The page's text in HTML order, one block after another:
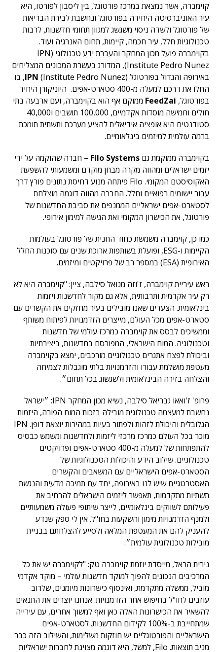
קוימברה, אשר נמצאת במרכז פורטוגל, בין ליסבון לפורטו, היא
עיר האוניברסיטה היחידה בפורטוגל ונחשבת לבירת הבריאות
של פורטוגל ולשדה ניסוי משגשג למגוון תחומי חדשנות, לרבות
טכנולוגיות חלל, עיר חכמה, קיימות, תחום האנרגיה ועוד.
בקוימברה פועל מכון המחקר והעברת ידע טכנולוגי (IPN
(Institute Pedro Nunez, המדורג בעשרת המכונים המצליחים
באירופה והגדול בפורטוגל (
IPN(Institute Pedro Nunez, בו
החלו את דרכם למעלה מ-400 סטארט-אפים. היוניקורן היחיד
בפורטוגל, FeedZai ממוקם אף הוא בקוימברה, ועם ארבעה בתי
חולים וחמישה מוסדות אקדמיים, 100,000 תושבים ו40,000
סטודנטים היא אופציה אידיאלית להציע מערכת ותשתית תומכת
ברמה עולמית למיזמים בינלאומיים.
בקוימברה ממוקמת גם Filo Systems – חברה שהוקמה על ידי
יזמים ישראלים ומהווה מקרה מבחן מוקדם ומשמעותי להשפעת
האקוסיסטם המקומי. Filo פיתחה מנוע דחיסת נתונים פורץ דרך
עבור יישומים רפואיים וחלל. החברה מהווה דוגמה מוצלחת
לסטארט-אפים ישראליים הממנפים את סביבת החדשנות של
פורטוגל, את הכישרון המקומי ואת הגישה למימון אירופי.
כמו כן, קוימברה משמשת כחוד החנית של פורטוגל בעולמות
הקיימות ו-ESG, ופועלת בשותפות ארוכת שנים עם סוכנות החלל
האירופית (ESA) במספר רב של פרויקטים ומיזמים.
ראש עיריית קוימברה, ז'וזה מנואל סילבה, ציין: "קוימברה היא לא
רק עיר אקדמית ותרבותית, אלא גם מקור לחדשנות ויזמות
בינלאומית. הצעדים שאנו מובילים בעיר מחזקים את הקשרים עם
סטארט-אפים מכל העולם, מייצרים הזדמנויות לפיתוח משותף
וממשיכים לבסס את קוימברה כמרכז עולמי של חדשנות
וטכנולוגיה. המוח הישראלי, המפורסם בחדשנות, ביצירתיות
וביכולת לפצח אתגרים טכנולוגיים מורכבים, ימצא בקוימברה
מעטפת מושלמת עבורו והזדמנויות בלתי מוגבלות לצמיחה
והצלחה בזירה הבינלאומית ולשגשוג בכל תחום״.
פרופ' ז'ואאו גבריאל סילבה, נשיא מכון המחקר IPN: ״ישראל
נחשבת למעצמה טכנולוגית מובילה בזכות המוח הפורה, היזמות
הגלובלית והיכולת לזהות ולפתור בעיות במהירות יוצאת דופן. IPN
מוכר בכל העולם כמרכז מרכזי ליזמות ולחדשנות ומשמש כבסיס
להתפתחות של למעלה מ-400 סטארט-אפים ופרויקטים
טכנולוגיים. שילוב הידע והיכולות הטכנולוגיות של
הסטארט-אפים הישראליים עם המשאבים והקשרים
האסטרטגיים שיש לנו באירופה, יחד עם תמיכה מדעית והנגשת
תשתיות מתקדמות, תאפשר ליזמים הישראלים להרחיב את
פעילותם לשווקים בינלאומיים, לייצר שיתופי פעולה משמעותיים
ולמנף הזדמנויות מימון והשקעות בחו"ל. אין לי ספק שנדע
להעניק להם את המעטפת המלאה ולסייע להצלחתם בבניית
מובילות טכנולוגית עולמית״.
נירית הראל, מייסדת יוזמת קוימברה טק: "לקוימברה יש את כל
המרכיבים הנכונים להפוך למוקד חדשנות עולמי – מוקד אקדמי
מוביל, ממשלה מתקדמת, ואינסוף כישרונות מיומנים, שלרוב
עוזבים לחו"ל בחיפוש אחר הזדמנויות. אנחנו יוצרים את התנאים
להשאיר את הכישרונות האלה כאן ואף למשוך אחרים, עם עירייה
שמתחייבת ב-100% לקידום החדשנות. לסטארט-אפים
הישראליים והפורטוגליים יש חוזקות משלימות, והשילוב הזה כבר
מניב תוצאות. Filo, למשל, היא דוגמה מצוינת לחברות ישראליות